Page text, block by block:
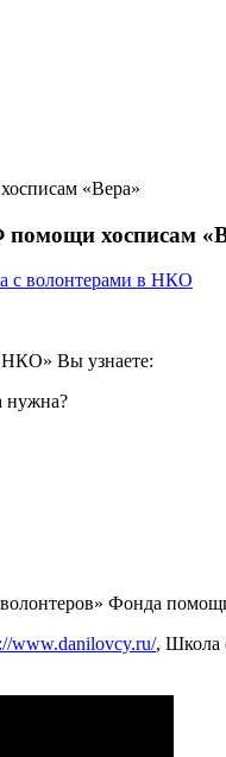
«Вера»
помощи хосписам
с волонтерами в НКО
НКО» Вы узнаете:
нужна?
Фонда
www.danilovcy.ru/, Школа